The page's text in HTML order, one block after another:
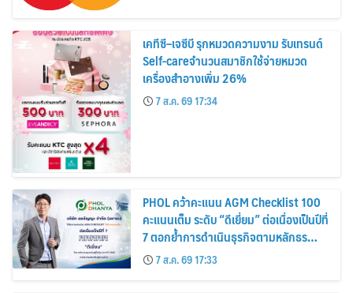
เคทีซี–เจซีบี รุกหมวดความงาม รับเทรนด์
Self-careจำนวนสมาชิกใช้จ่ายหมวด
เครื่องสำอางเพิ่ม 26%
7 ส.ค. 69 17:34
PHOL คว้าคะแนน AGM Checklist 100
คะแนนเต็ม ระดับ “ดีเยี่ยม” ต่อเนื่องเป็นปีที่
7 ตอกย้ำการดำเนินธุรกิจตามหลักธร
รมาภิบาล โปร่งใส สร้างความเชื่อมั่นผู้ถือ
หุ้น
7 ส.ค. 69 17:33